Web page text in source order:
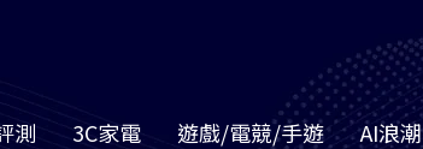
測 3C家電 遊戲/電競/手遊 AI浪潮